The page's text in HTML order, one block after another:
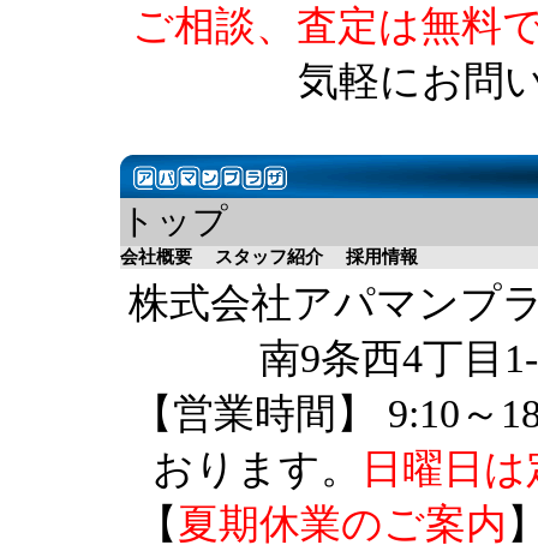
ご相談、査定は無料
気軽にお問
トップ
会社概要 スタッフ紹介 採用情報
株式会社アパマンプ
南9条西4丁目
【営業時間】 9:10～
おります。
日曜日
【 夏期休業のご案内